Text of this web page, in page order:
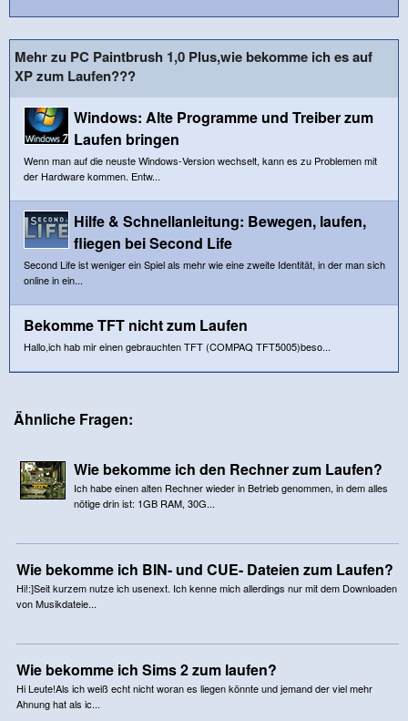
Mehr zu PC Paintbrush 1,0 Plus,wie bekomme ich es auf
XP zum Laufen???
Windows: Alte Programme und Treiber zum
Laufen bringen
Wenn man auf die neuste Windows-Version wechselt, kann es zu Problemen mit
der Hardware kommen. Entw...
Hilfe & Schnellanleitung: Bewegen, laufen,
fliegen bei Second Life
Second Life ist weniger ein Spiel als mehr wie eine zweite Identität, in der man sich
online in ein...
Bekomme TFT nicht zum Laufen
Hallo,ich hab mir einen gebrauchten TFT (COMPAQ TFT5005)beso...
Ähnliche Fragen:
Wie bekomme ich den Rechner zum Laufen?
Ich habe einen alten Rechner wieder in Betrieb genommen, in dem alles
nötige drin ist: 1GB RAM, 30G...
Wie bekomme ich BIN- und CUE- Dateien zum Laufen?
Hi!:]Seit kurzem nutze ich usenext. Ich kenne mich allerdings nur mit dem Downloaden
von Musikdateie...
Wie bekomme ich Sims 2 zum laufen?
Hi Leute!Als ich weiß echt nicht woran es liegen könnte und jemand der viel mehr
Ahnung hat als ic...